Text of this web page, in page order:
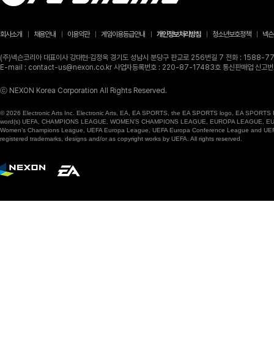
회사소개 채용안내 이용약관 게임이용등급안내 개인정보처리방침 청소년보호정책 넥
(주)넥슨코리아 대표이사 강대현·김정욱 경기도 성남시 분당구 판교로 256번길 7 전화 :
E-mail : contact-us@nexon.co.kr 사업자등록번호 : 220-87-17483호 통신판매업 신고
ⓒ NEXON Korea Corporation All Rights Reserved.
© 2026 Electronic Arts Inc. Electronic Arts, EA, EA SPORTS, the EA SPORTS logo, EA
word(s) UEFA, CHAMPIONS LEAGUE, WOMEN’S CHAMPIONS LEAGUE, EUROPA LEAGUE,
Women’s Champions League, UEFA Europa League, UEFA Europa Conference League and
registered trademarks, designs and/or as copyright works by UEFA. All rights reserved.